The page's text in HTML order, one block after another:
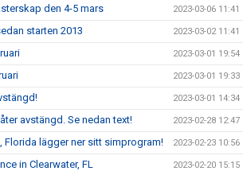
den 4-5 mars 2023-03-06 11:41
starten 2013 2023-03-02 11:41
2023-03-01 19:54
2023-03-01 19:33
2023-03-01 14:34
avstängd. Se nedan text! 2023-02-28 12:47
Florida lägger ner sitt simprogram! 2023-02-23 10:56
in Clearwater, FL 2023-02-20 15:15